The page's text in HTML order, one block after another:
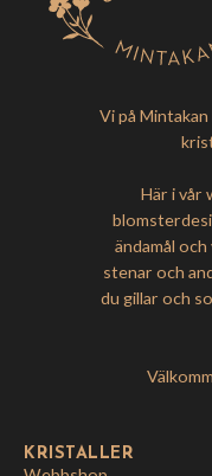
Vi på
Här i vår
ändamål
stenar och
du gillar och
KRISTALLER